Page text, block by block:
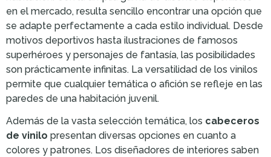
en el mercado, resulta sencillo encontrar una opción que
se adapte perfectamente a cada estilo individual. Desde
motivos deportivos hasta ilustraciones de famosos
superhéroes y personajes de fantasía, las posibilidades
son prácticamente infinitas. La versatilidad de los vinilos
permite que cualquier temática o afición se refleje en las
paredes de una habitación juvenil.
Además de la vasta selección temática, los cabeceros
de vinilo presentan diversas opciones en cuanto a
colores y patrones. Los diseñadores de interiores saben